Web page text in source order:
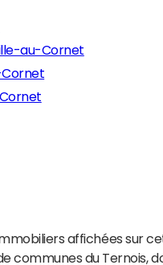
au-Cornet
Cornet
affichées sur
communes du Ternois,